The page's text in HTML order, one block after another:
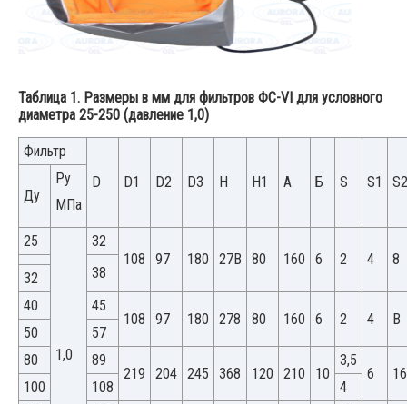
Таблица 1. Размеры в мм для фильтров ФС-VI для условного
диаметра 25-250 (давление 1,0)
Фильтр
D
D1 D2 D3 Н Н1 А Б S S1 S2
Ду
Ру
МПа
25
1,0
32
108
97 180 27В 80 160 6 2 4 8
38
32
40
45
108 97 180 278 80 160 6 2 4 В
50
57
80
89
219 204 245 368 120 210 10
3,5
6 16
100 108
4